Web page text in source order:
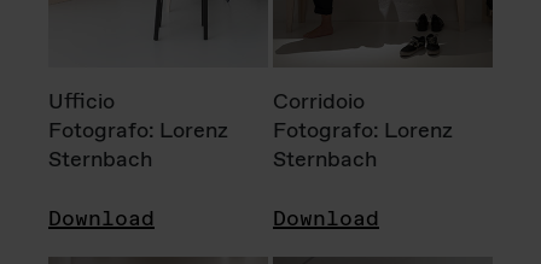
Ufficio
Fotografo: Lorenz
Sternbach
Download
Corridoio
Fotografo: Lorenz
Sternbach
Download